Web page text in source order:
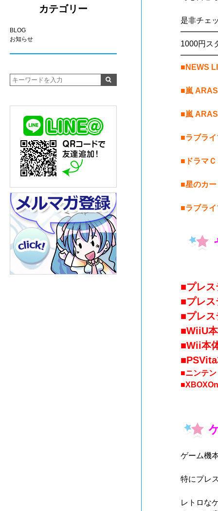
是非チェ
1000円ス
■NEWS
■嵐
■嵐
■ラブラ
■ドラマ
■星のカ
■ラブラ
■プレ
■プレ
■プレ
■WiiU
■Wii本
■ニンテ
ゲーム機
特にプレ
レトロな
カテゴリー
BLOG
お知らせ